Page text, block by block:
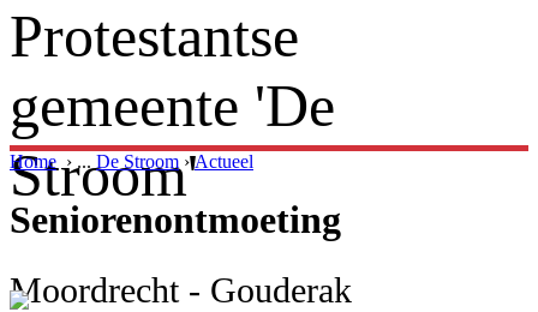
Protestantse
gemeente 'De
Stroom'
Moordrecht - Gouderak
Home › ... De Stroom ›Actueel
Seniorenontmoeting